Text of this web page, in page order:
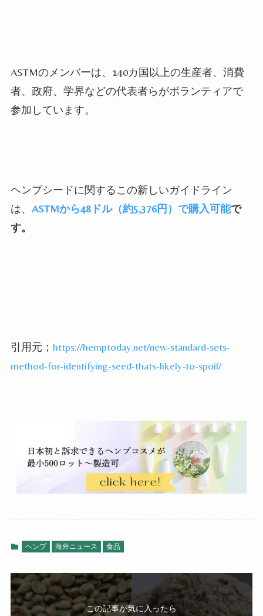
ASTMのメンバーは、140カ国以上の生産者、消費
者、政府、学界などの代表者らがボランティアで
参加しています。
ヘンプシードに関するこの新しいガイドライン
は、 ASTMから48ドル（約5,376円）で購入可能で
す。
引用元； https://hemptoday.net/new-standard-sets-
method-for-identifying-seed-thats-likely-to-spoil/
ヘンプ 海外ニュース 食品
この記事が気に入ったら